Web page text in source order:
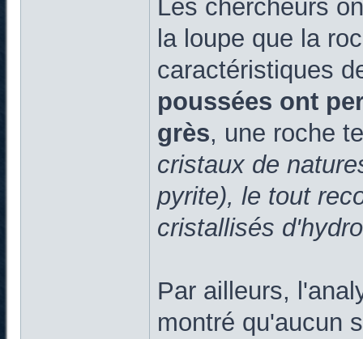
Les chercheurs
la loupe que la
caractéristiques
poussées ont
grès, une roche
cristaux de
pyrite), le tout
cristallisés
Par ailleurs,
montré qu'aucun